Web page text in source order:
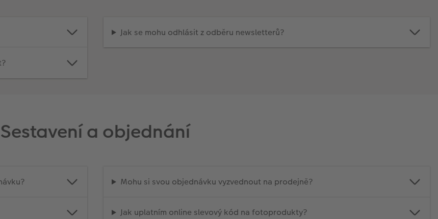
Jak se mohu odhlásit z odběru newsletterů?
Sestavení a objednání
Mohu si svou objednávku vyzvednout na prodejně?
Jak uplatním online slevový kód na fotoprodukty?